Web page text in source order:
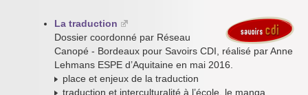
La traduction
Dossier coordonné par Réseau
Canopé - Bordeaux pour Savoirs CDI, réalisé par Anne
Lehmans ESPE d’Aquitaine en mai 2016.
place et enjeux de la traduction
traduction et interculturalité à l’école, le manga